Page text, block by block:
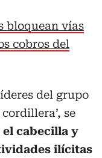
bloquean vías
cobros del
del grupo
se
el cabecilla y
ilícitas